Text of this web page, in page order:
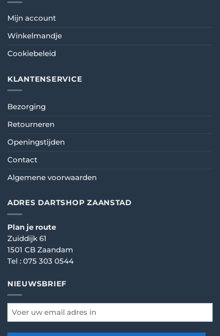
Mijn account
Winkelmandje
Cookiebeleid
KLANTENSERVICE
Bezorging
Retourneren
Openingstijden
Contact
Algemene voorwaarden
ADRES DARTSHOP ZAANSTAD
Plan je route
Zuiddijk 61
1501 CB Zaandam
Tel : 075 303 0544
NIEUWSBRIEF
email
*